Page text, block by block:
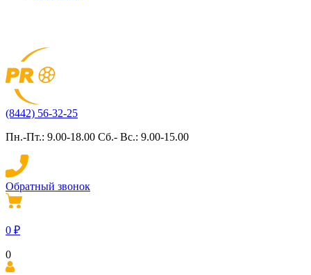
(8442) 56-32-25
Пн.-Пт.: 9.00-18.00 Сб.- Вс.: 9.00-15.00
Обратный звонок
0 ₽
0